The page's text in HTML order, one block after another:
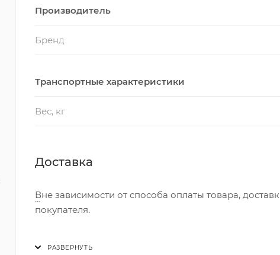
Производитель
Бренд
Транспортные характеристики
Вес, кг
Доставка
Вне зависимости от способа оплаты товара,
покупателя.